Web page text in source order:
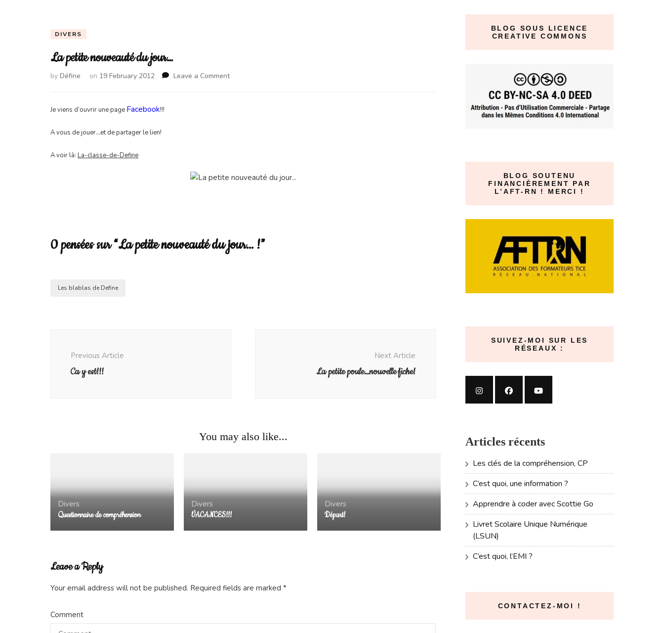
DIVERS
La petite nouveauté du jour…
by Défine on 19 February 2012 Leave a Commenton
Je viens d’ouvrir une page Facebook!!!
A vous de jouer...et de partager le lien!
A voir là: La-classe-de-Define
0 pensées sur “La petite nouveauté du jour… !”
Les blablas de Define
Previous Article
Ca y est!!!
Next Article
La petite poule…nouvelle fiche!
You may also like...
Divers
Questionnaire de compréhension
Divers
VACANCES!!!
Divers
Départ!
Leave a Reply
Your email address will not be published. Required fields are marked *
Comment
BLOG SOUS LICENCE
CREATIVE COMMONS
BLOG SOUTENU
FINANCIÈREMENT PAR
L’AFT-RN ! MERCI !
SUIVEZ-MOI SUR LES
RÉSEAUX :
Articles récents
Les clés de la compréhension, CP
C’est quoi, une information ?
Apprendre à coder avec Scottie Go
Livret Scolaire Unique Numérique
(LSUN)
C’est quoi, l’EMI ?
CONTACTEZ-MOI !